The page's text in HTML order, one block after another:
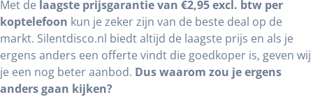
Met de laagste prijsgarantie van €2,95 excl. btw per
koptelefoon kun je zeker zijn van de beste deal op de
markt. Silentdisco.nl biedt altijd de laagste prijs en als je
ergens anders een offerte vindt die goedkoper is, geven wij
je een nog beter aanbod. Dus waarom zou je ergens
anders gaan kijken?